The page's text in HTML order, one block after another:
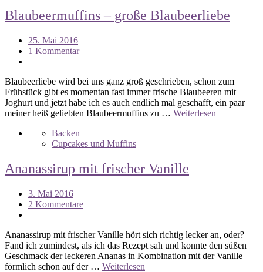
Blaubeermuffins – große Blaubeerliebe
25. Mai 2016
1 Kommentar
Blaubeerliebe wird bei uns ganz groß geschrieben, schon zum
Frühstück gibt es momentan fast immer frische Blaubeeren mit
Joghurt und jetzt habe ich es auch endlich mal geschafft, ein paar
meiner heiß geliebten Blaubeermuffins zu … Weiterlesen
Backen
Cupcakes und Muffins
Ananassirup mit frischer Vanille
3. Mai 2016
2 Kommentare
Ananassirup mit frischer Vanille hört sich richtig lecker an, oder?
Fand ich zumindest, als ich das Rezept sah und konnte den süßen
Geschmack der leckeren Ananas in Kombination mit der Vanille
förmlich schon auf der … Weiterlesen